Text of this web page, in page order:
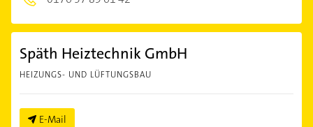
Späth Heiztechnik GmbH
HEIZUNGS- UND LÜFTUNGSBAU
E-Mail